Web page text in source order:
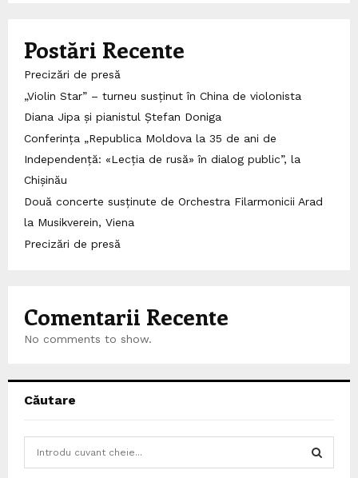
Postări Recente
Precizări de presă
„Violin Star” – turneu susținut în China de violonista
Diana Jipa și pianistul Ștefan Doniga
Conferința „Republica Moldova la 35 de ani de
Independență: «Lecția de rusă» în dialog public”, la
Chișinău
Două concerte susținute de Orchestra Filarmonicii Arad
la Musikverein, Viena
Precizări de presă
Comentarii Recente
No comments to show.
Căutare